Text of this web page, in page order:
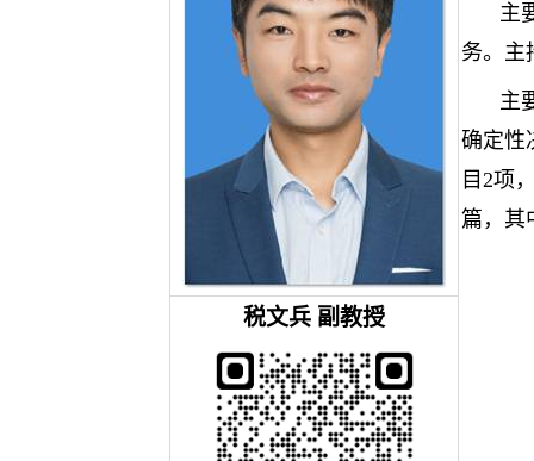
主
务。主
主
确定性
目2项
篇，其
税文兵 副教授